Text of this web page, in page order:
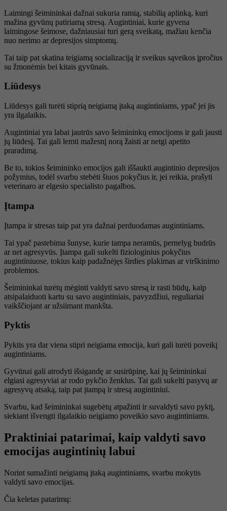
Laimingi šeimininkai dažnai sukuria ramią, stabilią aplinką, kuri
mažina gyvūnų patiriamą stresą. Augintiniai, kurie gyvena
laimingose šeimose, dažniausiai turi gerą sveikatą, mažiau kenčia
nuo nerimo ar depresijos simptomų.
Tai taip pat skatina teigiamą socializaciją ir sveikus sąveikos įpročius
su žmonėmis bei kitais gyvūnais.
Liūdesys
Liūdesys gali turėti stiprią neigiamą įtaką augintiniams, ypač jei jis
yra ilgalaikis.
Augintiniai yra labai jautrūs savo šeimininkų emocijoms ir gali jausti
jų liūdesį. Tai gali lemti mažesnį norą žaisti ar netgi apetito
praradimą.
Be to, tokios šeimininko emocijos gali iššaukti augintinio depresijos
požymius, todėl svarbu stebėti šiuos pokyčius ir, jei reikia, prašyti
veterinaro ar elgesio specialisto pagalbos.
Įtampa
Įtampa ir stresas taip pat yra dažnai perduodamas augintiniams.
Tai ypač pastebima šunyse, kurie tampa neramūs, pernelyg budrūs
ar net agresyvūs. Įtampa gali sukelti fiziologinius pokyčius
augintiniuose, tokius kaip padažnėjęs širdies plakimas ar virškinimo
problemos.
Šeimininkai turėtų mėginti valdyti savo stresą ir rasti būdų, kaip
atsipalaiduoti kartu su savo augintiniais, pavyzdžiui, reguliariai
vaikščiojant ar užsiimant mankšta.
Pyktis
Pyktis yra dar viena stipri neigiama emocija, kuri gali turėti poveikį
augintiniams.
Gyvūnai gali atrodyti išsigandę ar susirūpinę, kai jų šeimininkai
elgiasi agresyviai ar rodo pykčio ženklus. Tai gali sukelti pasyvų ar
agresyvų atsaką, taip pat įtampą ir stresą augintiniui.
Svarbu, kad šeimininkai sugebėtų atpažinti ir suvaldyti savo pyktį,
siekiant išvengti ilgalaikio neigiamo poveikio savo augintiniams.
Praktiniai patarimai, kaip valdyti savo
emocijas augintinių labui
Norint sumažinti neigiamą įtaką augintiniams, svarbu mokytis
valdyti savo emocijas.
Čia keletas patarimų: